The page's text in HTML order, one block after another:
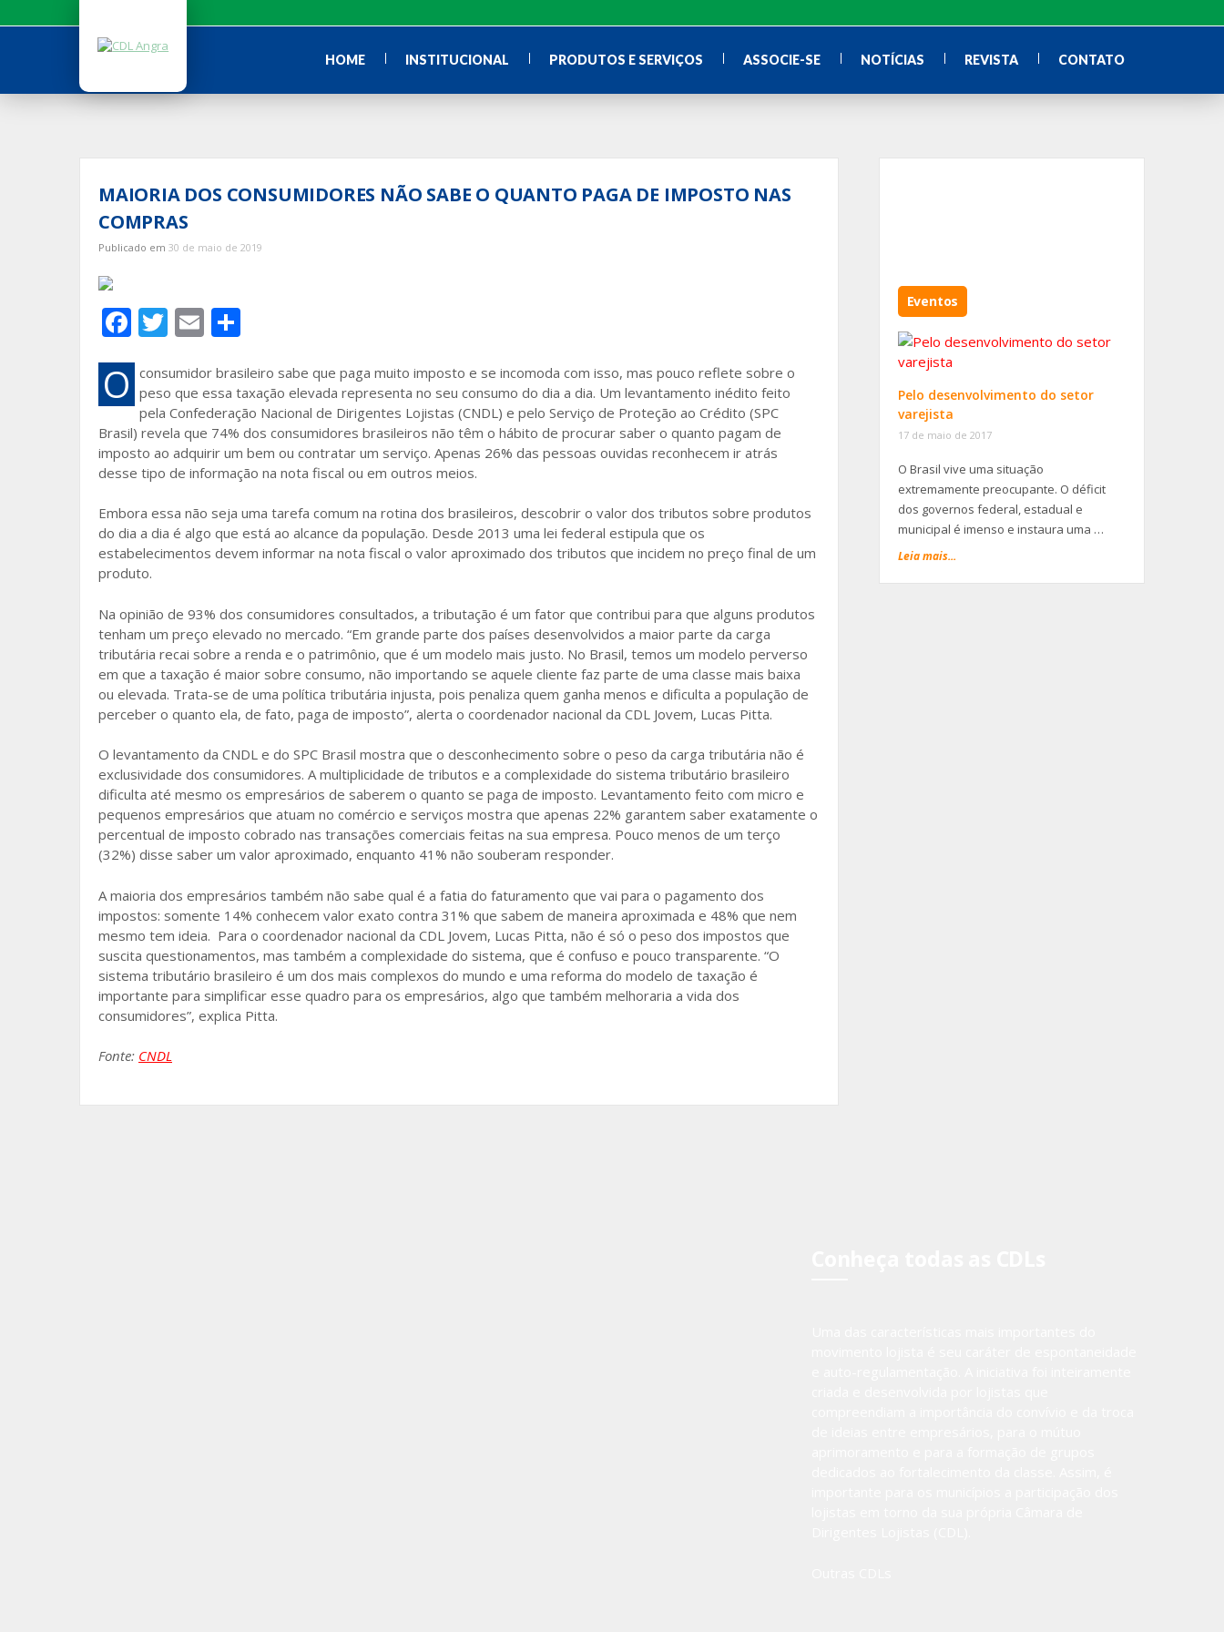
para
HOME INSTITUCIONAL PRODUTOS E SERVIÇOS ASSOCIE-SE NOTÍCIAS REVISTA CONTATO
MAIORIA DOS CONSUMIDORES NÃO SABE O QUANTO PAGA DE IMPOSTO NAS
COMPRAS
Publicado em 30 de maio de 2019
F
ac
e
b
o
o
T
w
itt
er
E
m
ai
l
ar
e
O consumidor brasileiro sabe que paga muito imposto e se incomoda com isso, mas pouco reflete sobre o
peso que essa taxação elevada representa no seu consumo do dia a dia. Um levantamento inédito feito
pela Confederação Nacional de Dirigentes Lojistas (CNDL) e pelo Serviço de Proteção ao Crédito (SPC
Brasil) revela que 74% dos consumidores brasileiros não têm o hábito de procurar saber o quanto pagam de
imposto ao adquirir um bem ou contratar um serviço. Apenas 26% das pessoas ouvidas reconhecem ir atrás
desse tipo de informação na nota fiscal ou em outros meios.
Embora essa não seja uma tarefa comum na rotina dos brasileiros, descobrir o valor dos tributos sobre produtos
do dia a dia é algo que está ao alcance da população. Desde 2013 uma lei federal estipula que os
estabelecimentos devem informar na nota fiscal o valor aproximado dos tributos que incidem no preço final de um
produto.
Na opinião de 93% dos consumidores consultados, a tributação é um fator que contribui para que alguns produtos
tenham um preço elevado no mercado. “Em grande parte dos países desenvolvidos a maior parte da carga
tributária recai sobre a renda e o patrimônio, que é um modelo mais justo. No Brasil, temos um modelo perverso
em que a taxação é maior sobre consumo, não importando se aquele cliente faz parte de uma classe mais baixa
ou elevada. Trata-se de uma política tributária injusta, pois penaliza quem ganha menos e dificulta a população de
perceber o quanto ela, de fato, paga de imposto”, alerta o coordenador nacional da CDL Jovem, Lucas Pitta.
O levantamento da CNDL e do SPC Brasil mostra que o desconhecimento sobre o peso da carga tributária não é
exclusividade dos consumidores. A multiplicidade de tributos e a complexidade do sistema tributário brasileiro
dificulta até mesmo os empresários de saberem o quanto se paga de imposto. Levantamento feito com micro e
pequenos empresários que atuam no comércio e serviços mostra que apenas 22% garantem saber exatamente o
percentual de imposto cobrado nas transações comerciais feitas na sua empresa. Pouco menos de um terço
(32%) disse saber um valor aproximado, enquanto 41% não souberam responder.
A maioria dos empresários também não sabe qual é a fatia do faturamento que vai para o pagamento dos
impostos: somente 14% conhecem valor exato contra 31% que sabem de maneira aproximada e 48% que nem
mesmo tem ideia. Para o coordenador nacional da CDL Jovem, Lucas Pitta, não é só o peso dos impostos que
suscita questionamentos, mas também a complexidade do sistema, que é confuso e pouco transparente. “O
sistema tributário brasileiro é um dos mais complexos do mundo e uma reforma do modelo de taxação é
importante para simplificar esse quadro para os empresários, algo que também melhoraria a vida dos
consumidores”, explica Pitta.
Fonte: CNDL
Eventos
Pelo desenvolvimento do setor
varejista
17 de maio de 2017
O Brasil vive uma situação
extremamente preocupante. O déficit
dos governos federal, estadual e
municipal é imenso e instaura uma …
Leia mais...